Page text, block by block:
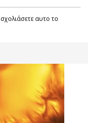
αυτο το